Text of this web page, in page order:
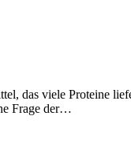
das viele Proteine
Frage der…